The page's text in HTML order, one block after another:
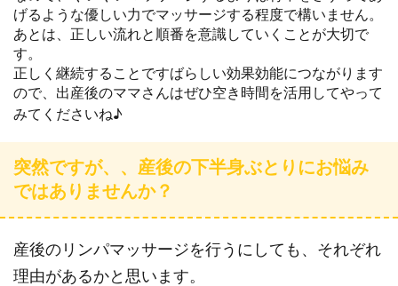
げるような優しい力でマッサージする程度で構いません。
あとは、正しい流れと順番を意識していくことが大切で
す。
正しく継続することですばらしい効果効能につながります
ので、出産後のママさんはぜひ空き時間を活用してやって
みてくださいね♪
突然ですが、、産後の下半身ぶとりにお悩み
ではありませんか？
産後のリンパマッサージを行うにしても、それぞれ
理由があるかと思います。